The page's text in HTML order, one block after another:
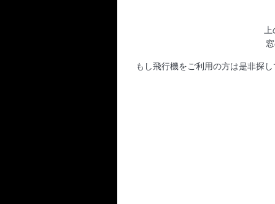
上
もし飛行機をご利用の方は是非探